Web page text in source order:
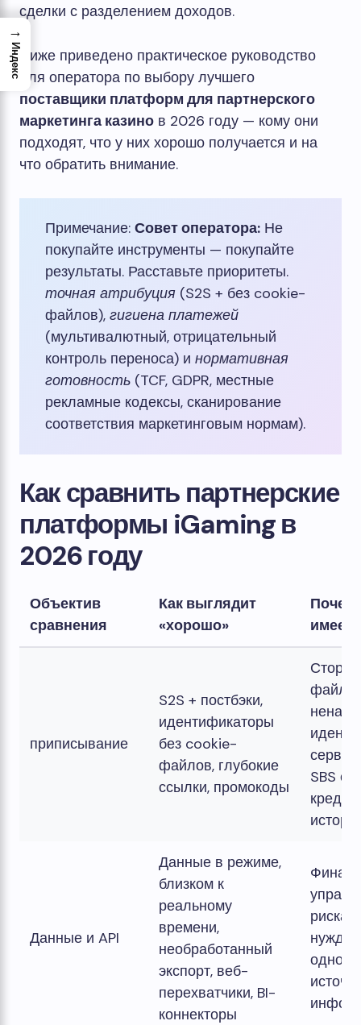
сделки с разделением доходов.
Ниже приведено практическое руководство
для оператора по выбору лучшего
поставщики платформ для партнерского
маркетинга казино в 2026 году — кому они
подходят, что у них хорошо получается и на
что обратить внимание.
Примечание: Совет оператора: Не
покупайте инструменты — покупайте
результаты. Расставьте приоритеты.
точная атрибуция (S2S + без cookie-
файлов), гигиена платежей
(мультивалютный, отрицательный
контроль переноса) и нормативная
готовность (TCF, GDPR, местные
рекламные кодексы, сканирование
соответствия маркетинговым нормам).
Как сравнить партнерские
платформы iGaming в
2026 году
Объектив
сравнения
Как выглядит
«хорошо»
имеет
приписывание
S2S + постбэки,
идентификаторы
без cookie-
файлов, глубокие
ссылки, промокоды
файлы
SBS
Данные и API
Данные в режиме,
близком к
реальному
времени,
необработанный
экспорт, веб-
перехватчики, BI-
коннекторы
одном
→
Индекс